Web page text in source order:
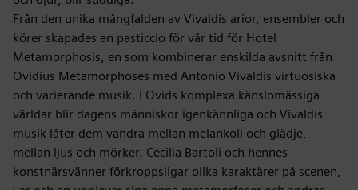
Från den unika mångfalden av Vivaldis arior, ensembler och
körer skapades en pasticcio för vår tid för Hotel
Metamorphosis, en som kombinerar enskilda avsnitt från
Ovidius Metamorphoses med Antonio Vivaldis virtuosiska
och varierande musik. I Ovids komplexa känslomässiga
världar blir dagens människor igenkännliga och Vivaldis
musik låter dem vandra mellan melankoli och glädje,
mellan ljus och mörker. Cecilia Bartoli och hennes
konstnärsvänner förkroppsligar olika karaktärer på scenen,